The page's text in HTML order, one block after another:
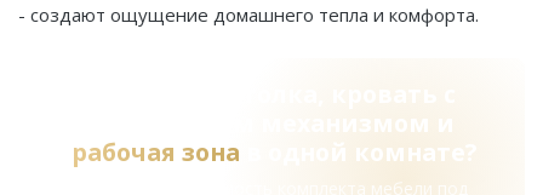
- создают ощущение домашнего тепла и комфорта.
подъёмным механизмом и
рабочая зона в одной комнате?
Рассчитаем стоимость комплекта мебели под